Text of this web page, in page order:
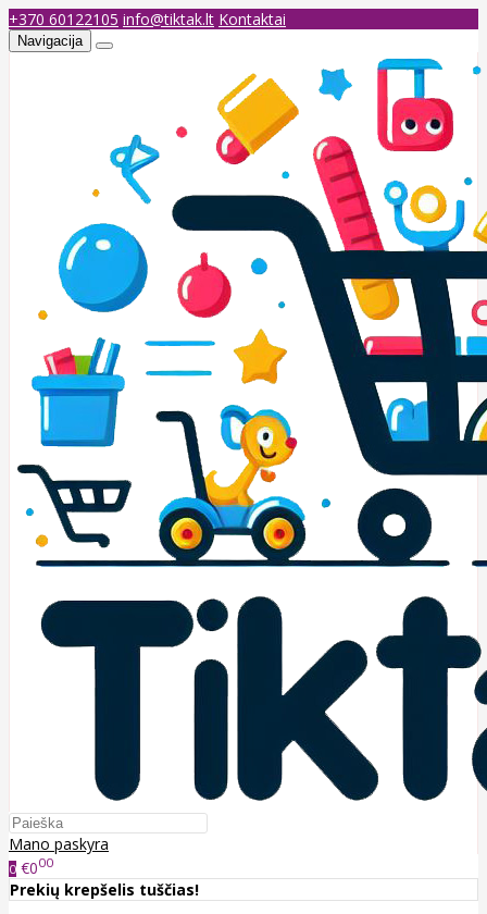
+370 60122105 info@tiktak.lt Kontaktai
Navigacija
Mano paskyra
0 €000
Prekių krepšelis tuščias!